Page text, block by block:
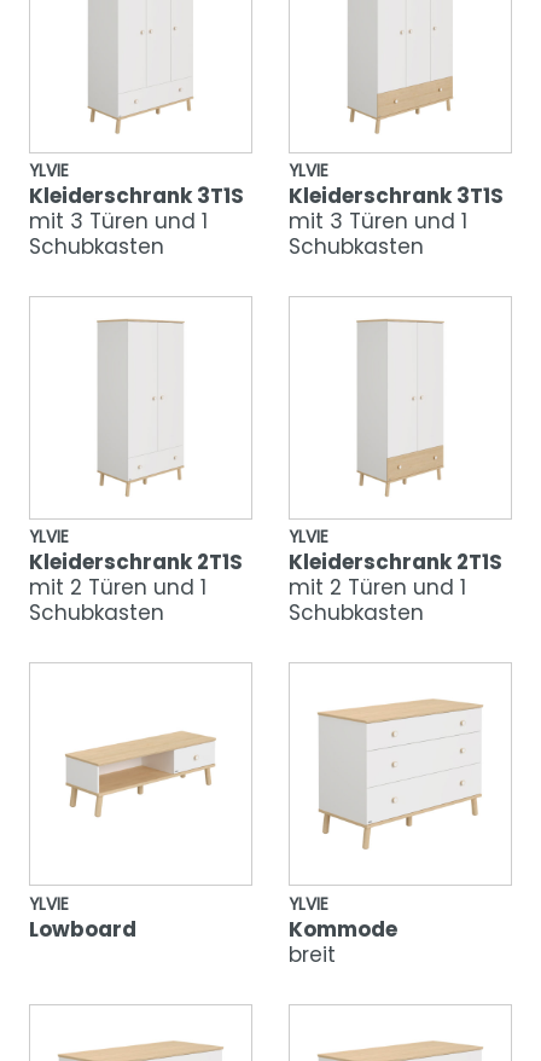
YLVIE
Kleiderschrank 3T1S
mit 3 Türen und 1
Schubkasten
YLVIE
Kleiderschrank 3T1S
mit 3 Türen und 1
Schubkasten
YLVIE
Kleiderschrank 2T1S
mit 2 Türen und 1
Schubkasten
YLVIE
Kleiderschrank 2T1S
mit 2 Türen und 1
Schubkasten
YLVIE
Lowboard
YLVIE
Kommode
breit